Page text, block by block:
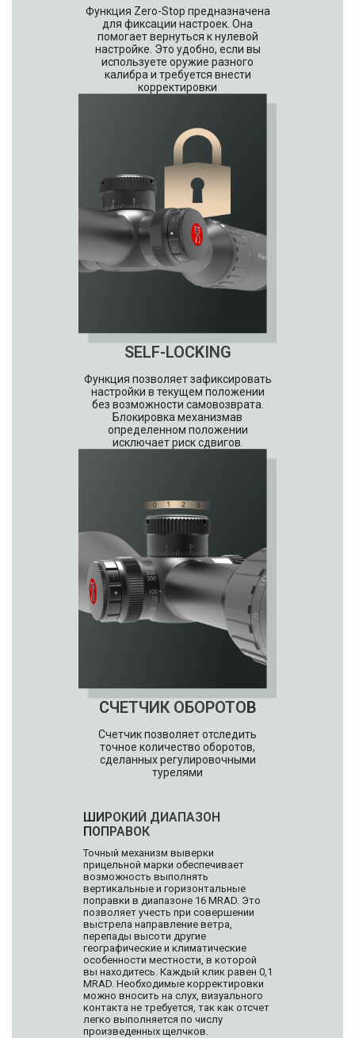
Функция Zero-Stop предназначена
для фиксации настроек. Она
помогает вернуться к нулевой
настройке. Это удобно, если вы
используете оружие разного
калибра и требуется внести
корректировки
SELF-LOCKING
Функция позволяет зафиксировать
настройки в текущем положении
без возможности самовозврата.
Блокировка механизмав
определенном положении
исключает риск сдвигов.
СЧЕТЧИК ОБОРОТОВ
Счетчик позволяет отследить
точное количество оборотов,
сделанных регулировочными
турелями
ШИРОКИЙ ДИАПАЗОН
ПОПРАВОК
Точный механизм выверки
прицельной марки обеспечивает
возможность выполнять
вертикальные и горизонтальные
поправки в диапазоне 16 MRAD. Это
позволяет учесть при совершении
выстрела направление ветра,
перепады высоти другие
географические и климатические
особенности местности, в которой
вы находитесь. Каждый клик равен 0,1
MRAD. Необходимые корректировки
можно вносить на слух, визуального
контакта не требуется, так как отсчет
легко выполняется по числу
произведенных щелчков.